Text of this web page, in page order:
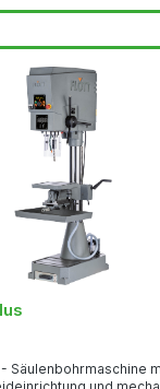
- Säulenbohrmaschine